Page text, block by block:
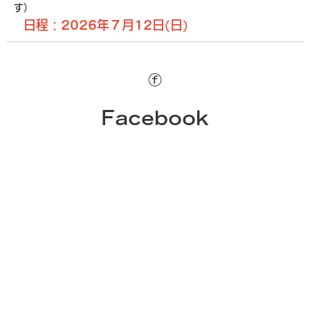
す）
日程：2026年７月12日(日)
ⓕ
Facebook